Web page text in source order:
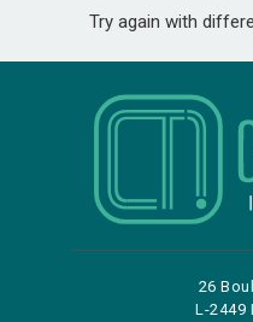
Try again with
26
L-2449